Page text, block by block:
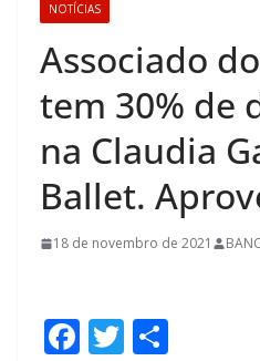
NOTÍCIAS
Associado
tem 30% de
na Claudia
Ballet.
18 de novembro de 2021
F T